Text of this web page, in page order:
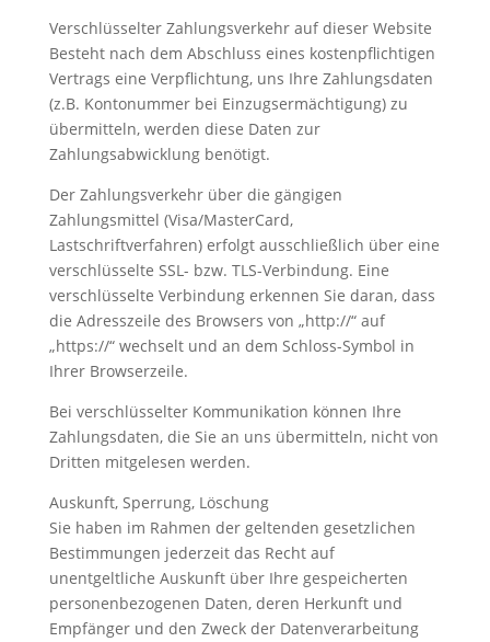
Verschlüsselter Zahlungsverkehr auf dieser Website
Besteht nach dem Abschluss eines kostenpflichtigen
Vertrags eine Verpflichtung, uns Ihre Zahlungsdaten
(z.B. Kontonummer bei Einzugsermächtigung) zu
übermitteln, werden diese Daten zur
Zahlungsabwicklung benötigt.
Der Zahlungsverkehr über die gängigen
Zahlungsmittel (Visa/MasterCard,
Lastschriftverfahren) erfolgt ausschließlich über eine
verschlüsselte SSL- bzw. TLS-Verbindung. Eine
verschlüsselte Verbindung erkennen Sie daran, dass
die Adresszeile des Browsers von „http://“ auf
„https://“ wechselt und an dem Schloss-Symbol in
Ihrer Browserzeile.
Bei verschlüsselter Kommunikation können Ihre
Zahlungsdaten, die Sie an uns übermitteln, nicht von
Dritten mitgelesen werden.
Auskunft, Sperrung, Löschung
Sie haben im Rahmen der geltenden gesetzlichen
Bestimmungen jederzeit das Recht auf
unentgeltliche Auskunft über Ihre gespeicherten
personenbezogenen Daten, deren Herkunft und
Empfänger und den Zweck der Datenverarbeitung